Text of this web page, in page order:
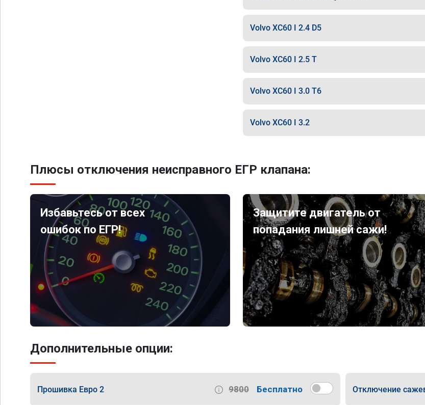
Volvo XC60 I 2.4 D5
Volvo XC60 I 2.5 T
Volvo XC60 I 3.0 T6
Volvo XC60 I 3.2
Плюсы отключения неисправного ЕГР клапана:
Избавьтесь от всех
ошибок по ЕГР!
Защитите двигатель от
попадания лишней сажи!
Дополнительные опции:
Прошивка Евро 2 9800 Бесплатно Отключение